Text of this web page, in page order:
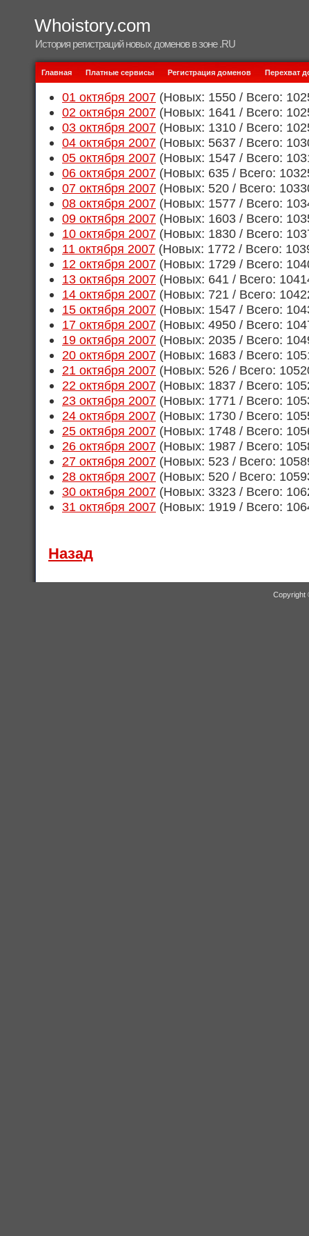
Whoistory.com
История регистраций новых доменов в зоне .RU
Главная Платные сервисы Регистрация доменов Перехват
01 октября 2007 (Новых: 1550 / Всего:
02 октября 2007 (Новых: 1641 / Всего:
03 октября 2007 (Новых: 1310 / Всего:
04 октября 2007 (Новых: 5637 / Всего:
05 октября 2007 (Новых: 1547 / Всего:
06 октября 2007 (Новых: 635 / Всего:
07 октября 2007 (Новых: 520 / Всего:
08 октября 2007 (Новых: 1577 / Всего:
09 октября 2007 (Новых: 1603 / Всего:
10 октября 2007 (Новых: 1830 / Всего:
11 октября 2007 (Новых: 1772 / Всего:
12 октября 2007 (Новых: 1729 / Всего:
13 октября 2007 (Новых: 641 / Всего:
14 октября 2007 (Новых: 721 / Всего:
15 октября 2007 (Новых: 1547 / Всего:
17 октября 2007 (Новых: 4950 / Всего:
19 октября 2007 (Новых: 2035 / Всего:
20 октября 2007 (Новых: 1683 / Всего:
21 октября 2007 (Новых: 526 / Всего:
22 октября 2007 (Новых: 1837 / Всего:
23 октября 2007 (Новых: 1771 / Всего:
24 октября 2007 (Новых: 1730 / Всего:
25 октября 2007 (Новых: 1748 / Всего:
26 октября 2007 (Новых: 1987 / Всего:
27 октября 2007 (Новых: 523 / Всего:
28 октября 2007 (Новых: 520 / Всего:
30 октября 2007 (Новых: 3323 / Всего:
31 октября 2007 (Новых: 1919 / Всего:
Назад
Copyright